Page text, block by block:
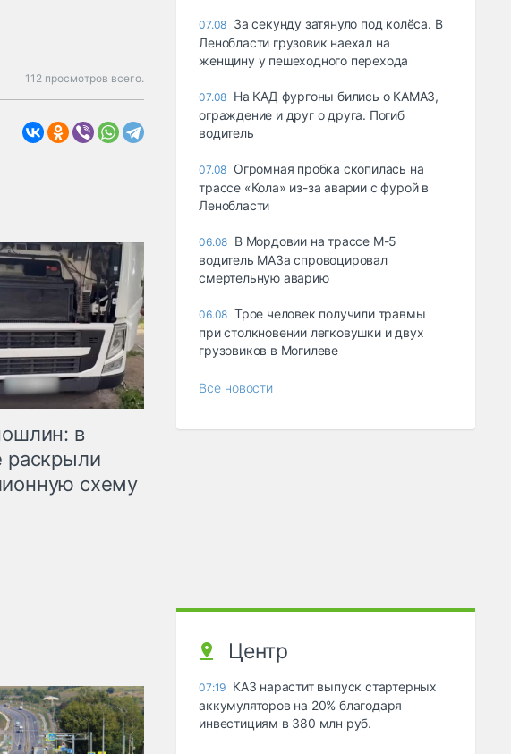
112 просмотров всего.
в
раскрыли
схему
07.08 За секунду затянуло под колёса. В
Ленобласти грузовик наехал на
женщину у пешеходного перехода
07.08 На КАД фургоны бились о КАМАЗ,
ограждение и друг о друга. Погиб
водитель
07.08 Огромная пробка скопилась на
трассе «Кола» из-за аварии с фурой в
Ленобласти
06.08 В Мордовии на трассе М-5
водитель МАЗа спровоцировал
смертельную аварию
06.08 Трое человек получили травмы
при столкновении легковушки и двух
грузовиков в Могилеве
Все новости
Центр
07:19 КАЗ нарастит выпуск стартерных
аккумуляторов на 20% благодаря
инвестициям в 380 млн руб.